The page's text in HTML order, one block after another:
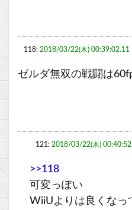
118: 2018/03/22(木) 00:39:02.11
ゼルダ無双の戦闘は
121: 2018/03/22(木)
>>118
可変っぽい
WiiUよりは良くなっ